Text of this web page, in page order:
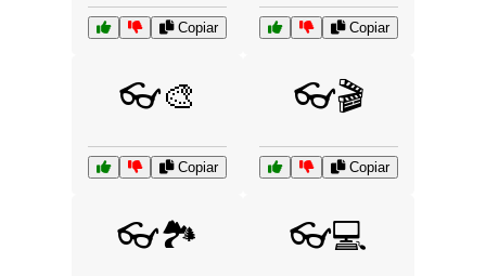
Copiar Copiar
👓🎨
Copiar
👓🎬
Copiar
👓🏞️ 👓💻